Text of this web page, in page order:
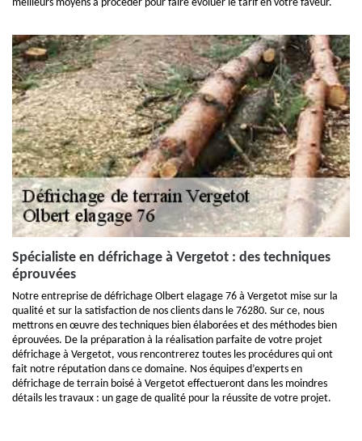
meilleurs moyens à procéder pour faire évoluer le tarif en votre faveur.
Spécialiste en défrichage à Vergetot : des techniques
éprouvées
Notre entreprise de défrichage Olbert elagage 76 à Vergetot mise sur la
qualité et sur la satisfaction de nos clients dans le 76280. Sur ce, nous
mettrons en œuvre des techniques bien élaborées et des méthodes bien
éprouvées. De la préparation à la réalisation parfaite de votre projet
défrichage à Vergetot, vous rencontrerez toutes les procédures qui ont
fait notre réputation dans ce domaine. Nos équipes d’experts en
défrichage de terrain boisé à Vergetot effectueront dans les moindres
détails les travaux : un gage de qualité pour la réussite de votre projet.